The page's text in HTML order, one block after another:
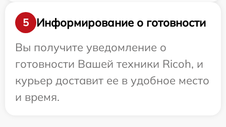
5
Информирование о готовности
Вы получите уведомление о
готовности Вашей техники Ricoh, и
курьер доставит ее в удобное место
и время.